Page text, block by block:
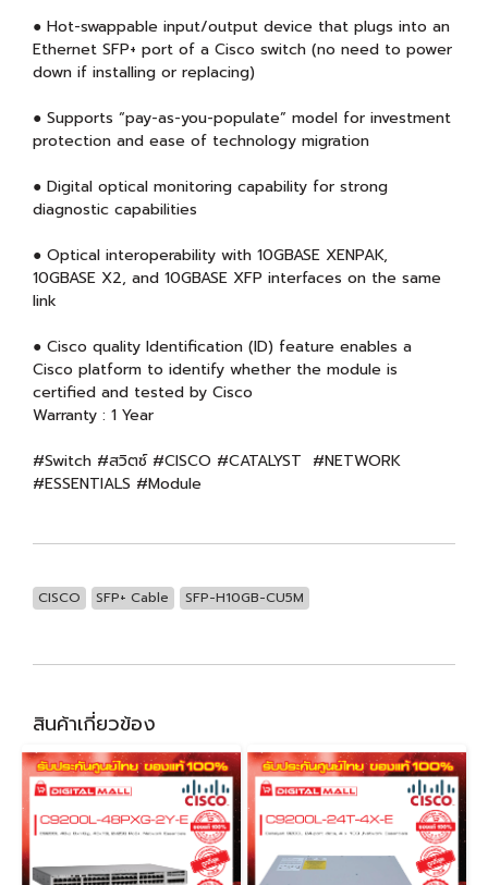
● Hot-swappable input/output device that plugs into an
Ethernet SFP+ port of a Cisco switch (no need to power
down if installing or replacing)
● Supports “pay-as-you-populate” model for investment
protection and ease of technology migration
● Digital optical monitoring capability for strong
diagnostic capabilities
● Optical interoperability with 10GBASE XENPAK,
10GBASE X2, and 10GBASE XFP interfaces on the same
link
● Cisco quality Identification (ID) feature enables a
Cisco platform to identify whether the module is
certified and tested by Cisco
Warranty : 1 Year
#Switch #สวิตซ์ #CISCO #CATALYST #NETWORK
#ESSENTIALS #Module
CISCO SFP+ Cable SFP-H10GB-CU5M
สินค้าเกี่ยวข้อง